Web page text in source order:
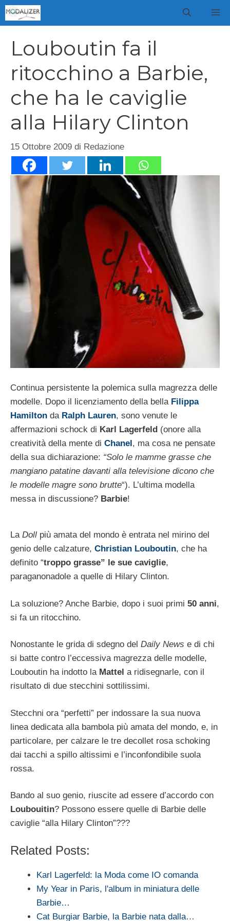
Vai
al
Louboutin fa il
ritocchino a Barbie,
che ha le caviglie
alla Hilary Clinton
15 Ottobre 2009 di Redazione
Continua persistente la polemica sulla magrezza delle
modelle. Dopo il licenziamento della bella Filippa
Hamilton da Ralph Lauren, sono venute le
affermazioni schock di Karl Lagerfeld (onore alla
creatività della mente di Chanel , ma cosa ne pensate
della sua dichiarazione: “Solo le mamme grasse che
mangiano patatine davanti alla televisione dicono che
le modelle magre sono brutte“). L’ultima modella
messa in discussione? Barbie!
La Doll più amata del mondo è entrata nel mirino del
genio delle calzature, Christian Louboutin, che ha
definito “troppo grasse” le sue caviglie,
paraganonadole a quelle di Hilary Clinton.
La soluzione? Anche Barbie, dopo i suoi primi 50 anni,
si fa un ritocchino.
Nonostante le grida di sdegno del Daily News e di chi
si batte contro l’eccessiva magrezza delle modelle,
Louboutin ha indotto la Mattel a ridisegnarle, con il
risultato di due stecchini sottilissimi.
Stecchni ora “perfetti” per indossare la sua nuova
linea dedicata alla bambola più amata del mondo, e, in
particolare, per calzare le tre decollet rosa schoking
dai tacchi a spillo altissimi e l’inconfondibile suola
rossa.
Bando al suo genio, riuscite ad essere d’accordo con
Loubouitin? Possono essere quelle di Barbie delle
caviglie “alla Hilary Clinton”???
Related Posts:
Karl Lagerfeld: la Moda come IO comanda
My Year in Paris, l'album in miniatura delle
Barbie…
Cat Burgiar Barbie, la Barbie nata dalla…